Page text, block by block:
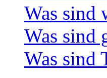
Was sind
Was sind
Was sind